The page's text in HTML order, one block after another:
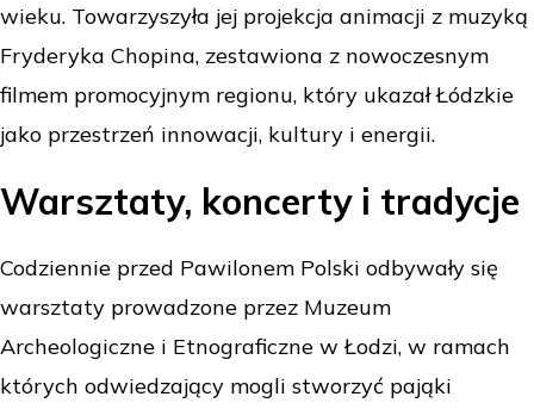
wieku. Towarzyszyła jej projekcja animacji z muzyką
Fryderyka Chopina, zestawiona z nowoczesnym
filmem promocyjnym regionu, który ukazał Łódzkie
jako przestrzeń innowacji, kultury i energii.
Warsztaty, koncerty i tradycje
Codziennie przed Pawilonem Polski odbywały się
warsztaty prowadzone przez Muzeum
Archeologiczne i Etnograficzne w Łodzi, w ramach
których odwiedzający mogli stworzyć pająki